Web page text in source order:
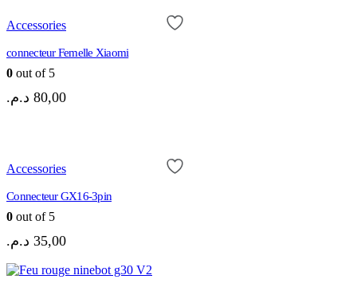
Accessories
connecteur Femelle Xiaomi
0 out of 5
80,00 د.م.
Accessories
Connecteur GX16-3pin
0 out of 5
35,00 د.م.